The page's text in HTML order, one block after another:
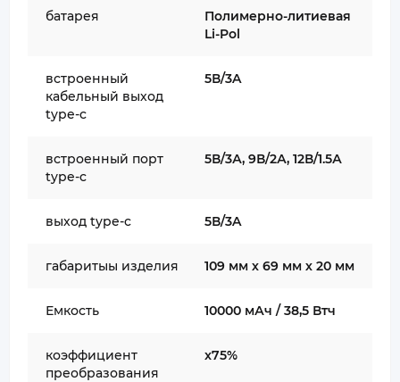
батарея
Полимерно-литиевая
Li-Pol
встроенный
кабельный выход
type-c
5В/3A
встроенный порт
type-c
5В/3А, 9В/2А, 12В/1.5А
выход type-c 5В/3A
габаритыы изделия 109 мм х 69 мм х 20 мм
Емкость 10000 мАч / 38,5 Втч
коэффициент
преобразования
x75%